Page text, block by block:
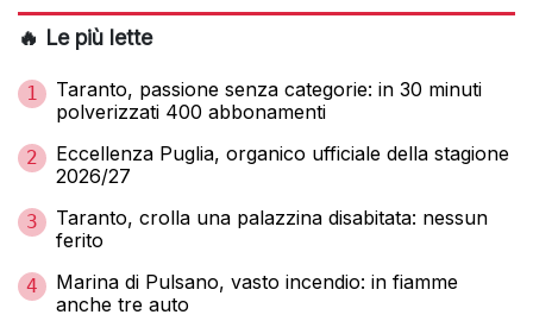
🔥 Le più lette
1
Taranto, passione senza categorie: in 30 minuti
polverizzati 400 abbonamenti
2
Eccellenza Puglia, organico ufficiale della stagione
2026/27
3
Taranto, crolla una palazzina disabitata: nessun
ferito
4
Marina di Pulsano, vasto incendio: in fiamme
anche tre auto